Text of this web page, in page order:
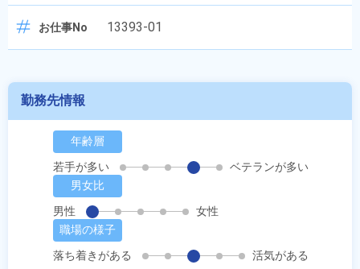
お仕事No 13393-01
勤務先情報
年齢層
若手が多い
ベテランが多い
男女比
男性
女性
職場の様子
落ち着きがある
活気がある